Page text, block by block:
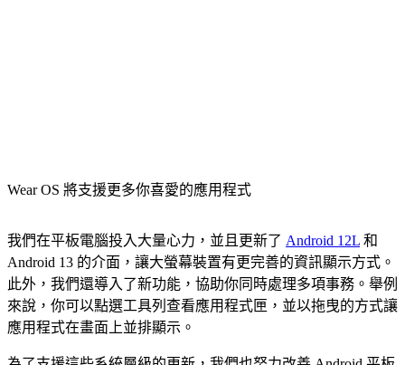
Wear OS 將支援更多你喜愛的應用程式
我們在平板電腦投入大量心力，並且更新了 Android 12L 和
Android 13 的介面，讓大螢幕裝置有更完善的資訊顯示方式。
此外，我們還導入了新功能，協助你同時處理多項事務。舉例
來說，你可以點選工具列查看應用程式匣，並以拖曳的方式讓
應用程式在畫面上並排顯示。